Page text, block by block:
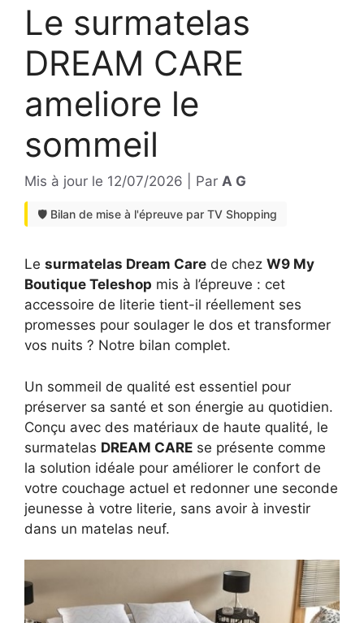
Le surmatelas
DREAM CARE
ameliore le
sommeil
Mis à jour le 12/07/2026 Par A G
🛡️ Bilan de mise à l'épreuve par TV Shopping
Le surmatelas Dream Care de chez W9 My
Boutique Teleshop mis à l’épreuve : cet
accessoire de literie tient-il réellement ses
promesses pour soulager le dos et transformer
vos nuits ? Notre bilan complet.
Un sommeil de qualité est essentiel pour
préserver sa santé et son énergie au quotidien.
Conçu avec des matériaux de haute qualité, le
surmatelas DREAM CARE se présente comme
la solution idéale pour améliorer le confort de
votre couchage actuel et redonner une seconde
jeunesse à votre literie, sans avoir à investir
dans un matelas neuf.